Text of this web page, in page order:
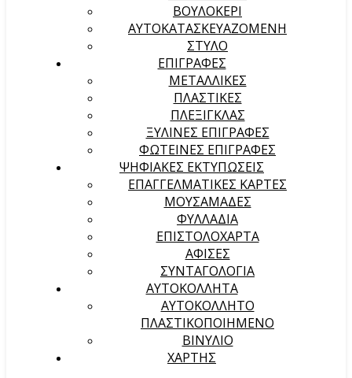
ΒΟΥΛΟΚΕΡΙ
ΑΥΤΟΚΑΤΑΣΚΕΥΑΖΟΜΕΝΗ
ΣΤΥΛΟ
ΕΠΙΓΡΑΦΕΣ
ΜΕΤΑΛΛΙΚΕΣ
ΠΛΑΣΤΙΚΕΣ
ΠΛΕΞΙΓΚΛΑΣ
ΞΥΛΙΝΕΣ ΕΠΙΓΡΑΦΕΣ
ΦΩΤΕΙΝΕΣ ΕΠΙΓΡΑΦΕΣ
ΨΗΦΙΑΚΕΣ ΕΚΤΥΠΩΣΕΙΣ
ΕΠΑΓΓΕΛΜΑΤΙΚΕΣ ΚΑΡΤΕΣ
ΜΟΥΣΑΜΑΔΕΣ
ΦΥΛΛΑΔΙΑ
ΕΠΙΣΤΟΛΟΧΑΡΤΑ
ΑΦΙΣΕΣ
ΣΥΝΤΑΓΟΛΟΓΙΑ
ΑΥΤΟΚΟΛΛΗΤΑ
ΑΥΤΟΚΟΛΛΗΤΟ
ΠΛΑΣΤΙΚΟΠΟΙΗΜΕΝΟ
ΒΙΝΥΛΙΟ
ΧΑΡΤΗΣ